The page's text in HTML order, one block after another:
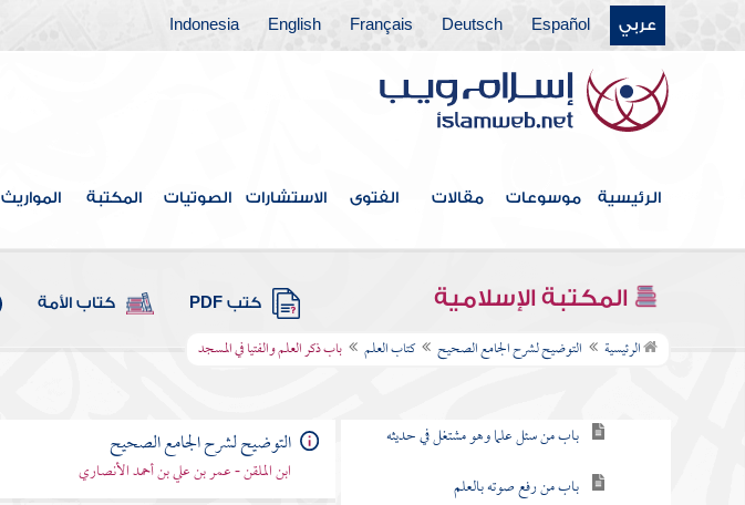
عربي Español
Deutsch
Français
English
Indonesia
الرئيسية موسوعات مقالات الفتوى الاستشارات الصوتيات المكتبة المواريث
المكتبة الإسلامية كتب PDF كتاب الأمة
الرئيسية التوضيح لشرح الجامع الصحيح كتاب العلم باب ذكر العلم والفتيا في المسجد
فهرس الكتاب
المقدمة
كتاب بدء الوحي
كتاب الإيمان
باقي كتاب الإيمان
كتاب العلم
باب من سئل علما وهو مشتغل في حديثه
باب من رفع صوته بالعلم
التوضيح لشرح الجامع الصحيح
ابن الملقن - عمر بن علي بن أحمد الأنصاري